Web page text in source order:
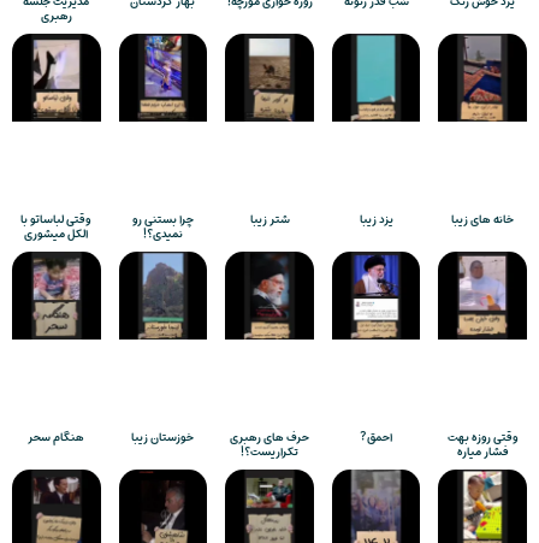
رهبری
خانه های زیبا یزد زیبا شتر زیبا چرا بستنی رو
نمیدی؟!
وقتی لباساتو با
الکل میشوری
وقتی روزه بهت
فشار میاره
احمق? حرف های رهبری
تکراریست؟!
خوزستان زیبا هنگام سحر